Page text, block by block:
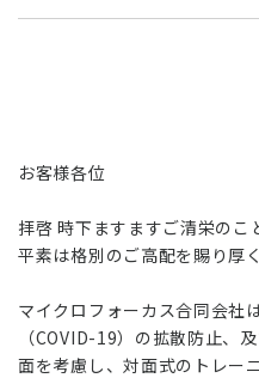
お客様各位
拝啓 時下ますますご清栄のこ
平素は格別のご高配を賜り厚
マイクロフォーカス合同会社
（COVID-19）の拡散防止、
面を考慮し、対面式のトレー